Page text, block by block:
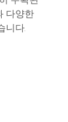
다양한
니다.